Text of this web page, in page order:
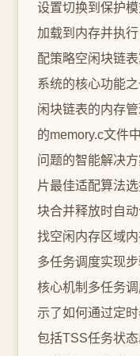
设置切换到保护
加载到内存并执
配策略空闲块链
系统的核心功能
闲块链表的内存
的memory.c文件
问题的智能解决
片最佳适配算法
块合并释放时自
找空闲内存区域
多任务调度实现
核心机制多任务
示了如何通过定
包括TSS任务状